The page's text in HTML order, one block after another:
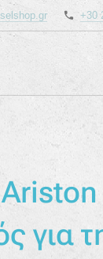
+30
για